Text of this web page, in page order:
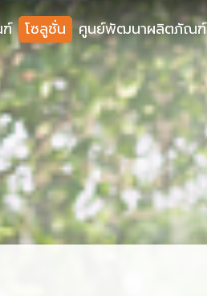
โซลูชั่น ศูนย์พัฒนาผลิตภัณฑ์